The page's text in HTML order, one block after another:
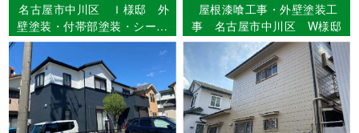
名古屋市中川区 Ｉ様邸 外
壁塗装・付帯部塗装・シーリ
ング工事 【使用塗料】外
壁：ウルトラMUKI
屋根漆喰工事・外壁塗装工
事 名古屋市中川区 W様邸